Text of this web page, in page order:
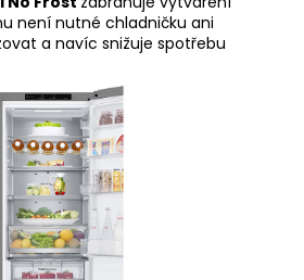
není nutné chladničku ani
a navíc snižuje spotřebu